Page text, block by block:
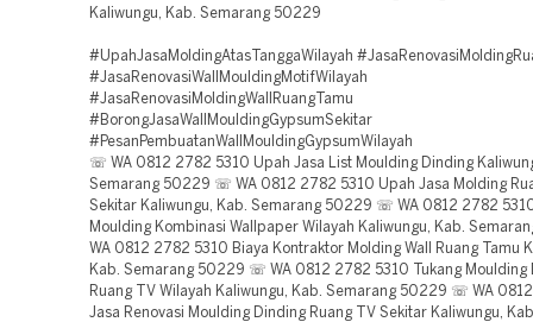
Kaliwungu, Kab. Semarang 50229
#UpahJasaMoldingAtasTanggaWilayah
#JasaRenovasiWallMouldingMotifWilayah
#JasaRenovasiMoldingWallRuangTamu
#BorongJasaWallMouldingGypsumSekitar
#PesanPembuatanWallMouldingGypsumWilayah
☏ WA 0812 2782 5310 Upah Jasa List Moulding Dinding
Semarang 50229 ☏ WA 0812 2782 5310 Upah Jasa Molding
Sekitar Kaliwungu, Kab. Semarang 50229 ☏ WA 0812 2782
Moulding Kombinasi Wallpaper Wilayah Kaliwungu, Kab.
WA 0812 2782 5310 Biaya Kontraktor Molding Wall Ruang Tamu
Kab. Semarang 50229 ☏ WA 0812 2782 5310 Tukang Moulding
Ruang TV Wilayah Kaliwungu, Kab. Semarang 50229 ☏ WA
Jasa Renovasi Moulding Dinding Ruang TV Sekitar Kaliwungu,